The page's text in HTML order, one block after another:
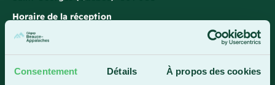
Consentement Détails À propos des cookies
Horaire de la réception
Lundi-vendredi : 7 h 45 à 15 h 45
1 800 893-5111